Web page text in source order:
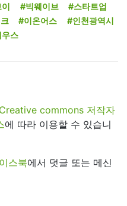
#빅웨이브
#스타트업
#이온어스
#인천광역시
스
Creative commons 저작자
에 따라 이용할 수 있습니
스북에서 덧글 또는 메신